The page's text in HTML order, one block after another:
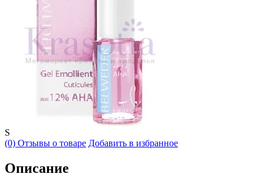
S
(0) Отзывы о товаре Добавить в избранное
Описание